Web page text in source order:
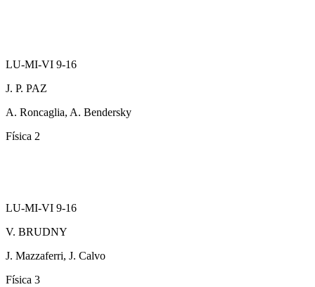
LU-MI-VI 9-16
J. P. PAZ
A. Roncaglia, A. Bendersky
Física 2
LU-MI-VI 9-16
V. BRUDNY
J. Mazzaferri, J. Calvo
Física 3